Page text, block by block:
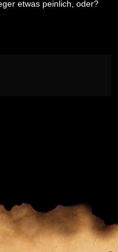
etwas peinlich, oder?